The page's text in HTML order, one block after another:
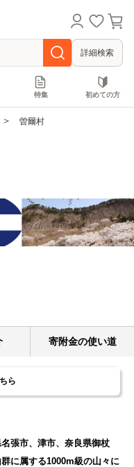
詳細検索
特集 初めての方
曽爾村
寄附金の使い道
ら
張市、津市、奈良県御杖
に属する1000m級の山々に